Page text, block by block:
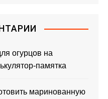
огурцов на
памятка
маринованную